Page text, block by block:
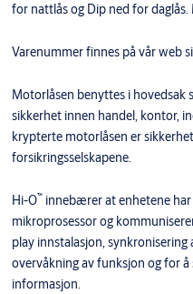
for nattlås og Dip ned for daglås.
Varenummer finnes på vår web
Motorlåsen benyttes i hovedsak
sikkerhet innen handel, kontor,
krypterte motorlåsen er
forsikringsselskapene.
Hi-O™innebærer at enhetene har
mikroprosessor og
play innstalasjon,
overvåkning av funksjon og for å
informasjon.